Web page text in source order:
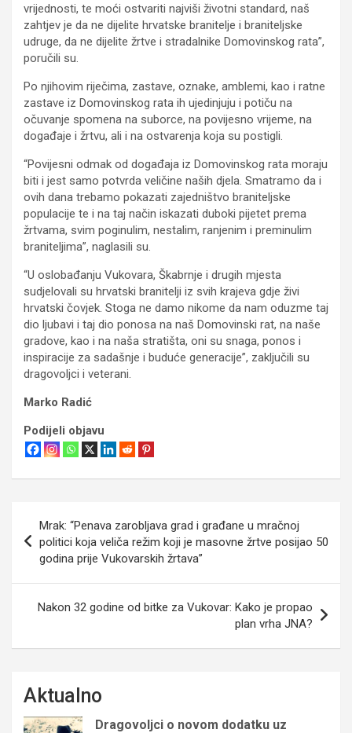
vrijednosti, te moći ostvariti najviši životni standard, naš
zahtjev je da ne dijelite hrvatske branitelje i braniteljske
udruge, da ne dijelite žrtve i stradalnike Domovinskog rata”,
poručili su.
Po njihovim riječima, zastave, oznake, amblemi, kao i ratne
zastave iz Domovinskog rata ih ujedinjuju i potiču na
očuvanje spomena na suborce, na povijesno vrijeme, na
događaje i žrtvu, ali i na ostvarenja koja su postigli.
“Povijesni odmak od događaja iz Domovinskog rata moraju
biti i jest samo potvrda veličine naših djela. Smatramo da i
ovih dana trebamo pokazati zajedništvo braniteljske
populacije te i na taj način iskazati duboki pijetet prema
žrtvama, svim poginulim, nestalim, ranjenim i preminulim
braniteljima”, naglasili su.
“U oslobađanju Vukovara, Škabrnje i drugih mjesta
sudjelovali su hrvatski branitelji iz svih krajeva gdje živi
hrvatski čovjek. Stoga ne damo nikome da nam oduzme taj
dio ljubavi i taj dio ponosa na naš Domovinski rat, na naše
gradove, kao i na naša stratišta, oni su snaga, ponos i
inspiracije za sadašnje i buduće generacije”, zaključili su
dragovoljci i veterani.
Marko Radić
Podijeli objavu
objava
Mrak: “Penava zarobljava grad i građane u mračnoj
politici koja veliča režim koji je masovne žrtve posijao 50
godina prije Vukovarskih žrtava”
Nakon 32 godine od bitke za Vukovar: Kako je propao
plan vrha JNA?
Aktualno
Dragovoljci o novom dodatku uz